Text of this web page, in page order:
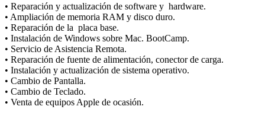
• Reparación y actualización de software y hardware.
• Ampliación de memoria RAM y disco duro.
• Reparación de la placa base.
• Instalación de Windows sobre Mac. BootCamp.
• Servicio de Asistencia Remota.
• Reparación de fuente de alimentación, conector de carga.
• Instalación y actualización de sistema operativo.
• Cambio de Pantalla.
• Cambio de Teclado.
• Venta de equipos Apple de ocasión.